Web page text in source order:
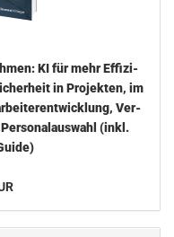
KI für mehr Ef­fi­zi­
in Pro­jek­ten, im
Ver­
(inkl.